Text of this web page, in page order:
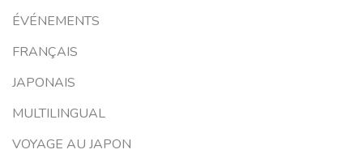
ÉVÉNEMENTS
FRANÇAIS
JAPONAIS
MULTILINGUAL
VOYAGE AU JAPON